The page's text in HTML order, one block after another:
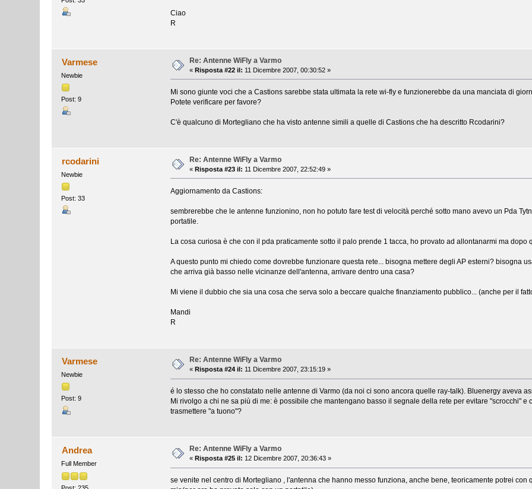
Ciao
R
Varmese
Newbie
Post: 9
Re: Antenne WiFly a Varmo
«Risposta #22 il: 11 Dicembre 2007, 00:30:52 »
Mi sono giunte voci che a Castions sarebbe stata ultimata la rete wi-fly e funzionerebbe da una manciata di
Potete verificare per favore?
C'è qualcuno di Mortegliano che ha visto antenne simili a quelle di Castions che ha descritto Rcodarini?
rcodarini
Newbie
Post: 33
Re: Antenne WiFly a Varmo
«Risposta #23 il: 11 Dicembre 2007, 22:52:49 »
Aggiornamento da Castions:
sembrerebbe che le antenne funzionino, non ho potuto fare test di velocità perché sotto mano avevo un Pda
portatile.
La cosa curiosa è che con il pda praticamente sotto il palo prende 1 tacca, ho provato ad allontanarmi ma
A questo punto mi chiedo come dovrebbe funzionare questa rete... bisogna mettere degli AP esterni? bisogna
che arriva già basso nelle vicinanze dell'antenna, arrivare dentro una casa?
Mi viene il dubbio che sia una cosa che serva solo a beccare qualche finanziamento pubblico... (anche per il
Mandi
R
Varmese
Newbie
Post: 9
Re: Antenne WiFly a Varmo
«Risposta #24 il: 11 Dicembre 2007, 23:15:19 »
é lo stesso che ho constatato nelle antenne di Varmo (da noi ci sono ancora quelle ray-talk). Bluenergy aveva
Mi rivolgo a chi ne sa più di me: è possibile che mantengano basso il segnale della rete per evitare "scrocchi"
trasmettere "a tuono"?
Andrea
Full Member
Post: 235
Re: Antenne WiFly a Varmo
« Risposta #25 il: 12 Dicembre 2007, 20:36:43 »
se venite nel centro di Mortegliano , l'antenna che hanno messo funziona, anche bene, teoricamente potrei